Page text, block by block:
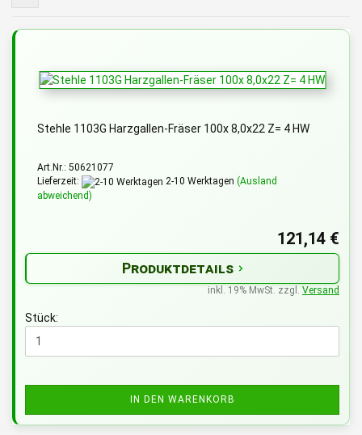
Stehle 1103G Harzgallen-Fräser 100x 8,0x22 Z= 4 HW
Art.Nr.: 50621077
Lieferzeit:
2-10 Werktagen (Ausland
abweichend)
121,14 €
Produktdetails
inkl. 19% MwSt. zzgl. Versand
Stück:
IN DEN WARENKORB